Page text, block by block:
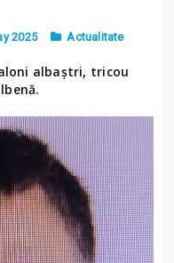
2025 Actualitate
albaștri, tricou